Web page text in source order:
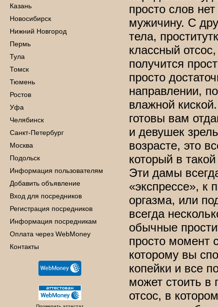
Казань
Новосибирск
Нижний Новгород
Пермь
Тула
Томск
Тюмень
Ростов
Уфа
Челябинск
Санкт-Петербург
Москва
Подольск
Информация пользователям
Добавить объявление
Вход для посредников
Регистрация посредников
Информация посредникам
Оплата через WebMoney
Контакты
просто слов
мужичину. С
тела,
классный
получится
просто
направлении,
влажной
готовы вам
и девушек
возрасте, это
который в
Эти дамы
«экспрессе», к
оргазма, или
всегда
обычные
просто момент
которому вы
копейки и все
может стоить в
отсос, в